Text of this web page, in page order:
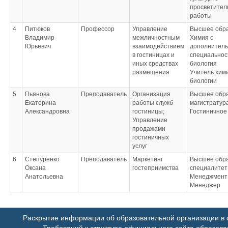
работы
4
Питюков
Владимир
Юрьевич
Профессор
Управление
межличностным
взаимодействием
в гостиницах и
иных средствах
размещения
Высшее
Химия с
биология
Учитель
биологии
5
Пьянова
Екатерина
Александровна
Преподаватель
Организация
работы служб
гостиницы;
Управление
продажами
гостиничных
услуг
Высшее
6
Степуренко
Оксана
Анатольевна
Преподаватель
Маркетинг
гостеприимства
Высшее
специалитет
Менеджмент
Менеджер
Раскрытие информации об образовательной организации